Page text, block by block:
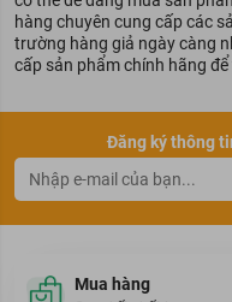
hàng chuyên cung cấp các
trường hàng giả ngày càng
cấp sản phẩm chính hãng
Đăng ký thông
Mua hàng